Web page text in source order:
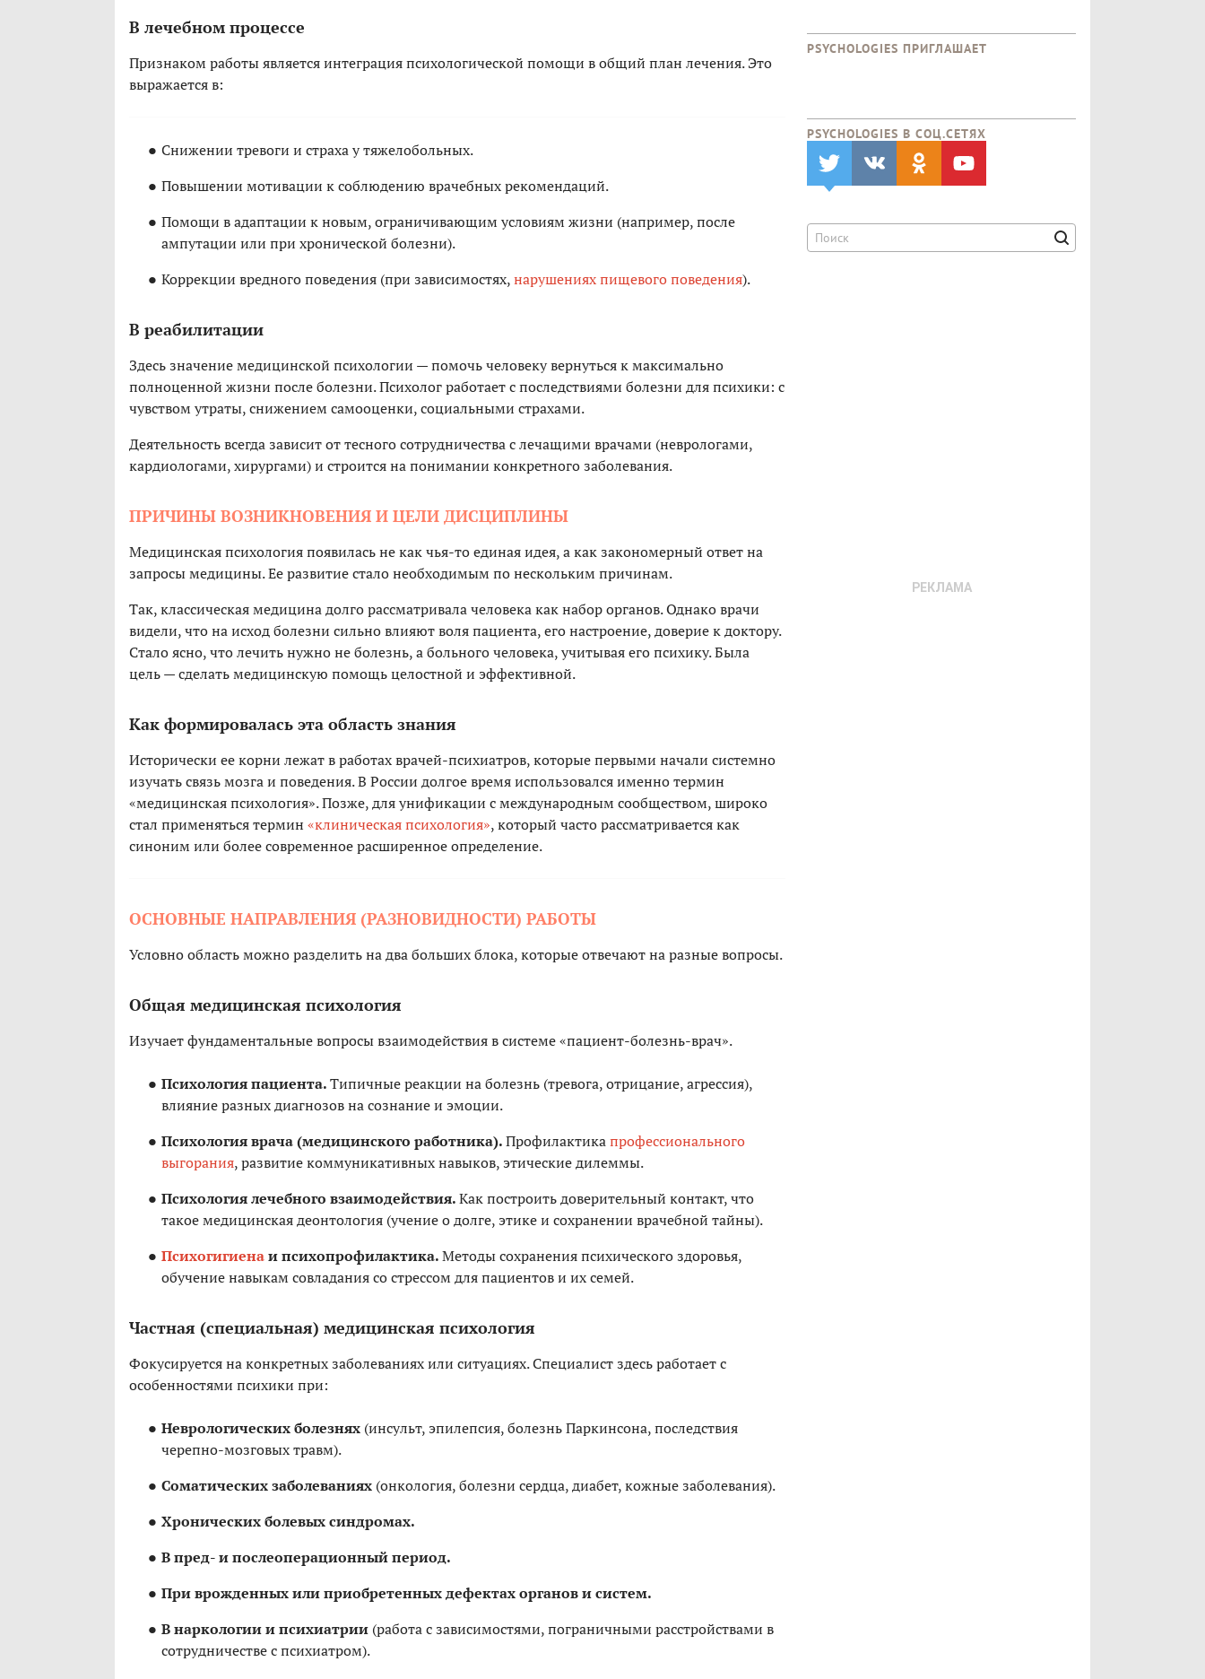
В лечебном процессе
Признаком работы является интеграция психологической помощи в общий план лечения. Это
выражается в:
Снижении тревоги и страха у тяжелобольных.
Повышении мотивации к соблюдению врачебных рекомендаций.
Помощи в адаптации к новым, ограничивающим условиям жизни (например, после
ампутации или при хронической болезни).
Коррекции вредного поведения (при зависимостях,нарушениях пищевого поведения).
В реабилитации
Здесь значение медицинской психологии — помочь человеку вернуться к максимально
полноценной жизни после болезни. Психолог работает с последствиями болезни для психики: с
чувством утраты, снижением самооценки, социальными страхами.
Деятельность всегда зависит от тесного сотрудничества с лечащими врачами (неврологами,
кардиологами, хирургами) и строится на понимании конкретного заболевания.
ПРИЧИНЫ ВОЗНИКНОВЕНИЯ И ЦЕЛИ ДИСЦИПЛИНЫ
Медицинская психология появилась не как чья-то единая идея, а как закономерный ответ на
запросы медицины. Ее развитие стало необходимым по нескольким причинам.
Так, классическая медицина долго рассматривала человека как набор органов. Однако врачи
видели, что на исход болезни сильно влияют воля пациента, его настроение, доверие к доктору.
Стало ясно, что лечить нужно не болезнь, а больного человека, учитывая его психику. Была
цель — сделать медицинскую помощь целостной и эффективной.
Как формировалась эта область знания
Исторически ее корни лежат в работах врачей-психиатров, которые первыми начали системно
изучать связь мозга и поведения. В России долгое время использовался именно термин
«медицинская психология». Позже, для унификации с международным сообществом, широко
стал применяться термин «клиническая психология», который часто рассматривается как
синоним или более современное расширенное определение.
ОСНОВНЫЕ НАПРАВЛЕНИЯ (РАЗНОВИДНОСТИ) РАБОТЫ
Условно область можно разделить на два больших блока, которые отвечают на разные вопросы.
Общая медицинская психология
Изучает фундаментальные вопросы взаимодействия в системе «пациент-болезнь-врач».
Психология пациента.Типичные реакции на болезнь (тревога, отрицание, агрессия),
влияние разных диагнозов на сознание и эмоции.
Психология врача (медицинского работника).Профилактикапрофессионального
выгорания, развитие коммуникативных навыков, этические дилеммы.
Психология лечебного взаимодействия.Как построить доверительный контакт, что
такое медицинская деонтология (учение о долге, этике и сохранении врачебной тайны).
Психогигиенаи психопрофилактика.Методы сохранения психического здоровья,
обучение навыкам совладания со стрессом для пациентов и их семей.
Частная (специальная) медицинская психология
Фокусируется на конкретных заболеваниях или ситуациях. Специалист здесь работает с
особенностями психики при:
Неврологических болезнях (инсульт, эпилепсия, болезнь Паркинсона, последствия
черепно-мозговых травм).
Соматических заболеваниях (онкология, болезни сердца, диабет, кожные заболевания).
Хронических болевых синдромах.
В пред- и послеоперационный период.
При врожденных или приобретенных дефектах органов и систем.
В наркологии и психиатрии (работа с зависимостями, пограничными расстройствами в
сотрудничестве с психиатром).
PSYCHOLOGIES ПРИГЛАШАЕТ
PSYCHOLOGIES В CОЦ.СЕТЯХ